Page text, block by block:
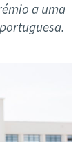
a uma